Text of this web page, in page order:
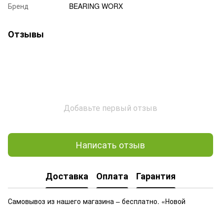
Бренд
BEARING WORX
Отзывы
Добавьте первый отзыв
Написать отзыв
Доставка Оплата Гарантия
Самовывоз из нашего магазина – бесплатно. «Новой